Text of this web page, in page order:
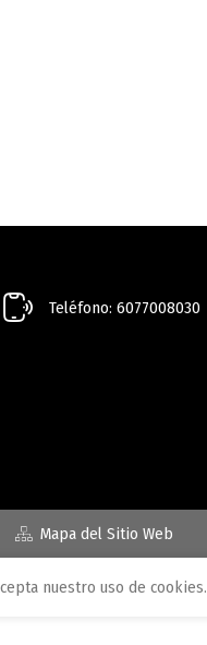
Teléfono: 6077008030
Mapa del Sitio Web
nuestro uso de cookies.